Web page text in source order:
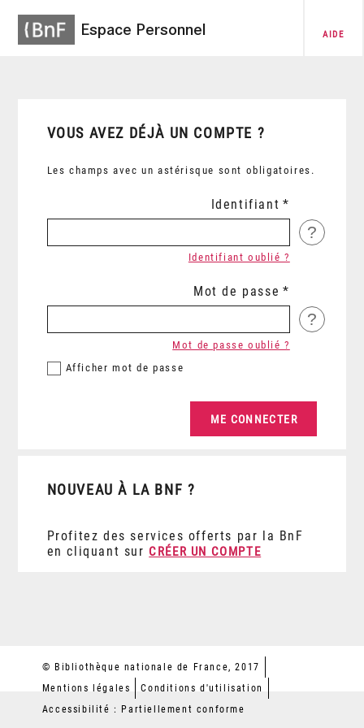
Espace Personnel AIDE
VOUS AVEZ DÉJÀ UN COMPTE ?
Les champs avec un astérisque sont obligatoires.
Identifiant
?
Identifiant oublié ?
Mot de passe
?
Afficher mot de passe
Mot de passe oublié ?
NOUVEAU À LA BNF ?
Profitez des services offerts par la BnF
en cliquant sur CRÉER UN COMPTE
© Bibliothèque nationale de France, 2017
Mentions légales
Conditions d'utilisation
Accessibilité : Partiellement conforme